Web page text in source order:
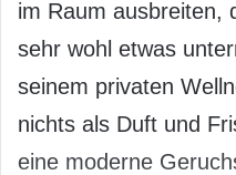
im Raum ausbreiten,
sehr wohl etwas
seinem privaten
nichts als Duft und
eine moderne